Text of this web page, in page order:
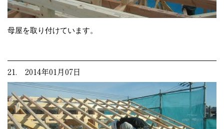
母屋を取り付けています。
21. 2014年01月07日